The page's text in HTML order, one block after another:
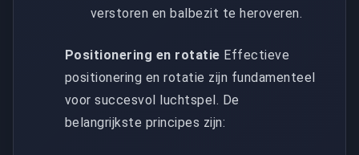
verstoren en balbezit te heroveren.
Positionering en rotatie Effectieve
positionering en rotatie zijn fundamenteel
voor succesvol luchtspel. De
belangrijkste principes zijn: